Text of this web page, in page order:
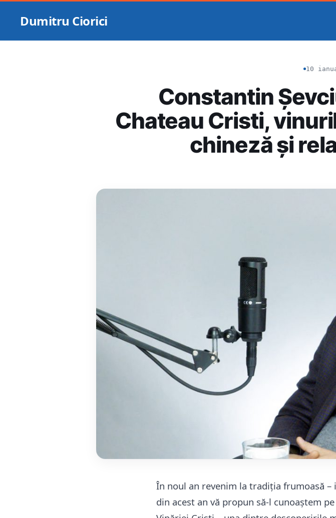
Dumitru Ciorici
10
Constantin
Chateau Cristi,
chineză și
În noul an revenim la tradiția frumoasă
din acest an vă propun să-l cunoaștem